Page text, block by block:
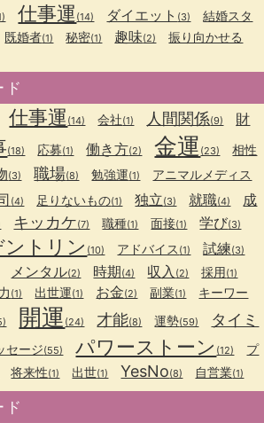
仕事運 (14) ダイエット (3)
結婚スタ
既婚者(1) 秘密(1) 趣味(2) 振り向かせる
ド
仕事運 (14) 会社(1) 人間関係(9)
財
(18) 応募(1) 働き方(2) 金運 (23) 相性
(3) 職場(8) 勉強運(1)
アニマルメディス
(4) 足りないもの(1) 独立(3) 就職(4)
成
キッカケ(7) 職種(1) 面接(1) 学び(3)
ントリン (10) アドバイス (1) 試練(3)
メンタル(2) 時期(4) 収入 (2) 採用(1)
(1) 出世運(1) お金(2) 副業(1)
キーワー
開運 (24) 才能(8) 運勢(59)
タイミ
セージ(55) パワーストーン (12)
プ
将来性(1) 出世(1) YesNo(8) 自営業(1)
ド